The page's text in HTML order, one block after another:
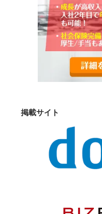
掲載サイト